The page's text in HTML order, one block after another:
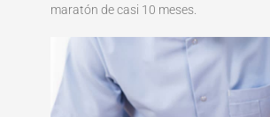
maratón de casi 10 meses.